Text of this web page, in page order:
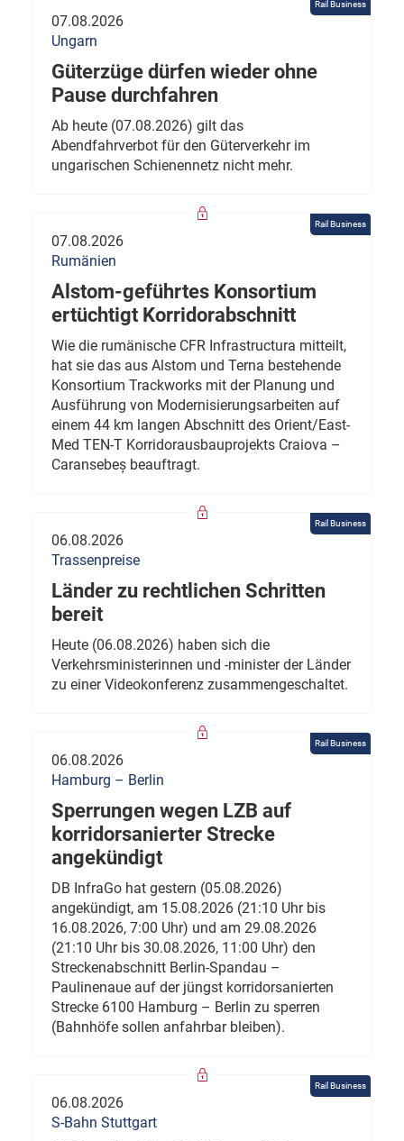
Rail Business
07.08.2026
Ungarn
Güterzüge dürfen wieder ohne
Pause durchfahren
Ab heute (07.08.2026) gilt das
Abendfahrverbot für den Güterverkehr im
ungarischen Schienennetz nicht mehr.
Rail Business
07.08.2026
Rumänien
Alstom-geführtes Konsortium
ertüchtigt Korridorabschnitt
Wie die rumänische CFR Infrastructura mitteilt,
hat sie das aus Alstom und Terna bestehende
Konsortium Trackworks mit der Planung und
Ausführung von Modernisierungsarbeiten auf
einem 44 km langen Abschnitt des Orient/East-
Med TEN-T Korridorausbauprojekts Craiova –
Caransebeș beauftragt.
Rail Business
06.08.2026
Trassenpreise
Länder zu rechtlichen Schritten
bereit
Heute (06.08.2026) haben sich die
Verkehrsministerinnen und -minister der Länder
zu einer Videokonferenz zusammengeschaltet.
Rail Business
06.08.2026
Hamburg – Berlin
Sperrungen wegen LZB auf
korridorsanierter Strecke
angekündigt
DB InfraGo hat gestern (05.08.2026)
angekündigt, am 15.08.2026 (21:10 Uhr bis
16.08.2026, 7:00 Uhr) und am 29.08.2026
(21:10 Uhr bis 30.08.2026, 11:00 Uhr) den
Streckenabschnitt Berlin-Spandau –
Paulinenaue auf der jüngst korridorsanierten
Strecke 6100 Hamburg – Berlin zu sperren
(Bahnhöfe sollen anfahrbar bleiben).
Rail Business
06.08.2026
S-Bahn Stuttgart